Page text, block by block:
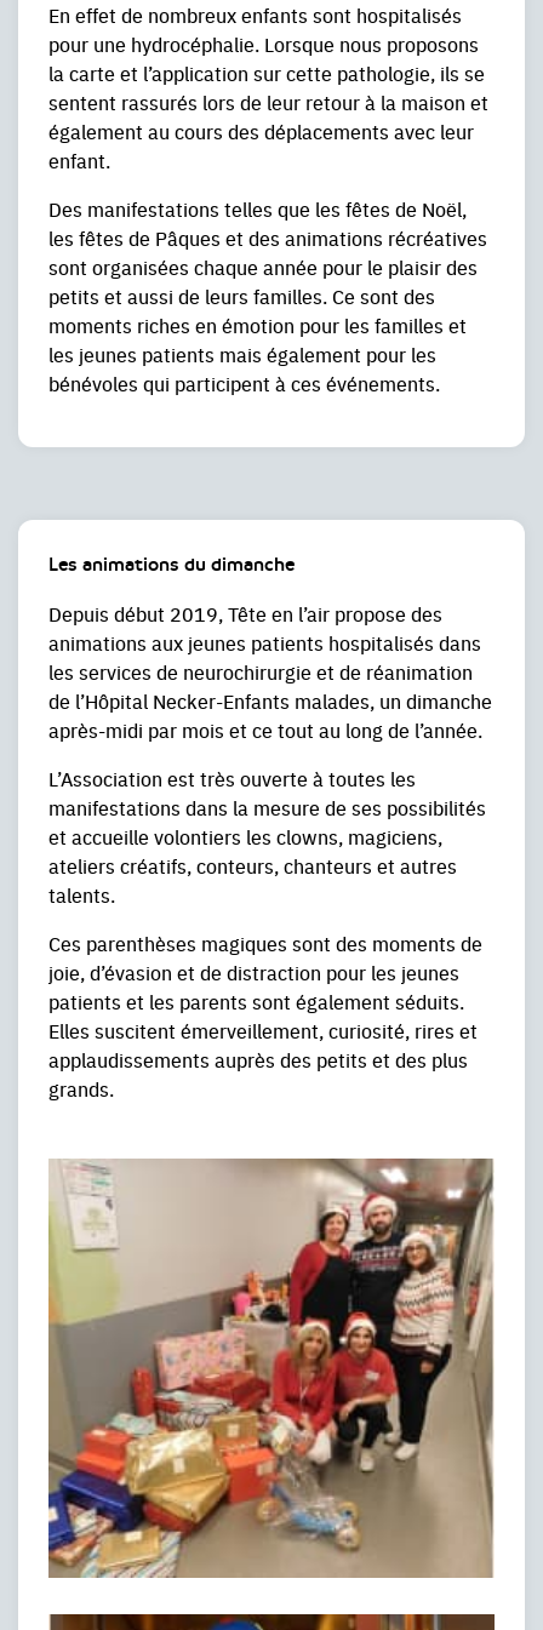
En effet de nombreux enfants sont hospitalisés
pour une hydrocéphalie. Lorsque nous proposons
la carte et l’application sur cette pathologie, ils se
sentent rassurés lors de leur retour à la maison et
également au cours des déplacements avec leur
enfant.
Des manifestations telles que les fêtes de Noël,
les fêtes de Pâques et des animations récréatives
sont organisées chaque année pour le plaisir des
petits et aussi de leurs familles. Ce sont des
moments riches en émotion pour les familles et
les jeunes patients mais également pour les
bénévoles qui participent à ces événements.
Les animations du dimanche
Depuis début 2019, Tête en l’air propose des
animations aux jeunes patients hospitalisés dans
les services de neurochirurgie et de réanimation
de l’Hôpital Necker-Enfants malades, un dimanche
après-midi par mois et ce tout au long de l’année.
L’Association est très ouverte à toutes les
manifestations dans la mesure de ses possibilités
et accueille volontiers les clowns, magiciens,
ateliers créatifs, conteurs, chanteurs et autres
talents.
Ces parenthèses magiques sont des moments de
joie, d’évasion et de distraction pour les jeunes
patients et les parents sont également séduits.
Elles suscitent émerveillement, curiosité, rires et
applaudissements auprès des petits et des plus
grands.